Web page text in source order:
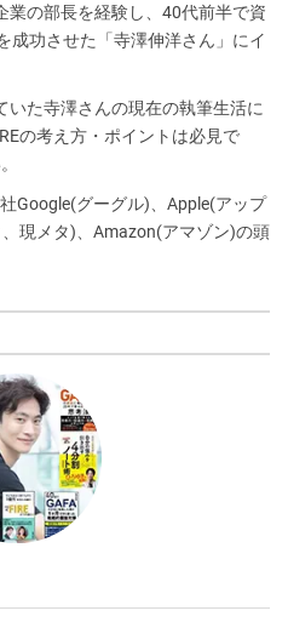
の部長を経験し、40代前半で資
成功させた「寺澤伸洋さん」にイ
いた寺澤さんの現在の執筆生活に
の考え方・ポイントは必見で
Google(グーグル)、Apple(アップ
現メタ)、Amazon(アマゾン)の頭